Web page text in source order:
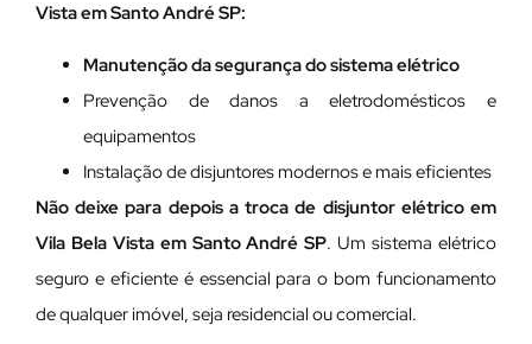
Vista em Santo André SP:
Manutenção da segurança do sistema elétrico
Prevenção de danos a eletrodomésticos e
equipamentos
Instalação de disjuntores modernos e mais eficientes
Não deixe para depois a troca de disjuntor elétrico em
Vila Bela Vista em Santo André SP. Um sistema elétrico
seguro e eficiente é essencial para o bom funcionamento
de qualquer imóvel, seja residencial ou comercial.